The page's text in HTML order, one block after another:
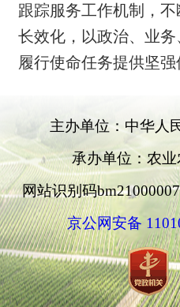
跟踪服务工作机制，不
长效化， 以政治、业
履行使命任务提供坚强
主办单位：中华人
承办单位：农
网站识别码
京公网安备